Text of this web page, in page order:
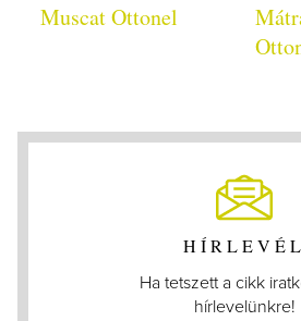
Muscat Ottonel
HÍRLEVÉL
Ha tetszett a cikk
hírlevelünkre!